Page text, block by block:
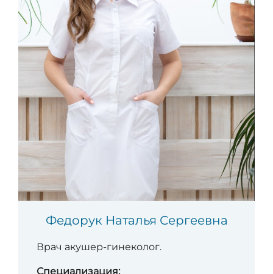
Федорук Наталья Сергеевна
Врач акушер-гинеколог.
Специализация: